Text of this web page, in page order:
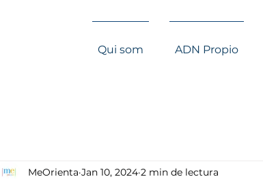
Qui som ADN Propio
MeOrienta Jan 10, 2024 2 min de lectura